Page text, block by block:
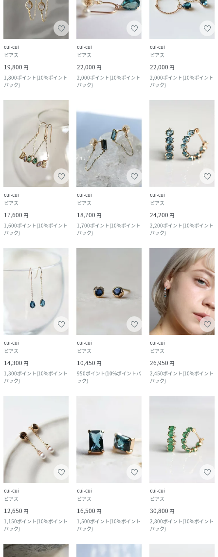
cui-cui
ピアス
19,800 円
1,800ポイント(10%ポイント
バック)
cui-cui
ピアス
22,000 円
2,000ポイント(10%ポイント
バック)
cui-cui
ピアス
22,000 円
2,000ポイント(10%ポイント
バック)
cui-cui
ピアス
17,600 円
1,600ポイント(10%ポイント
バック)
cui-cui
ピアス
18,700 円
1,700ポイント(10%ポイント
バック)
cui-cui
ピアス
24,200 円
2,200ポイント(10%ポイント
バック)
cui-cui
ピアス
14,300 円
1,300ポイント(10%ポイント
バック)
cui-cui
ピアス
10,450 円
950ポイント(10%ポイントバ
ック)
cui-cui
ピアス
26,950 円
2,450ポイント(10%ポイント
バック)
cui-cui
ピアス
12,650 円
1,150ポイント(10%ポイント
バック)
cui-cui
ピアス
16,500 円
1,500ポイント(10%ポイント
バック)
cui-cui
ピアス
30,800 円
2,800ポイント(10%ポイント
バック)